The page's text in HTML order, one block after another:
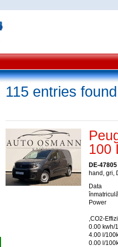
115 entries found
100
DE-
hand, gri,
Data
Power
,CO2-
0.00 kwh/
4.00 l/
0.00 l/